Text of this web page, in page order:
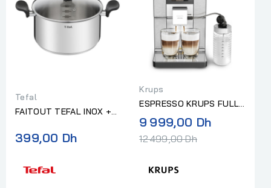
Tefal
FAITOUT TEFAL INOX +
24CM PRIMARY
399,00 Dh
Krups
ESPRESSO KRUPS FULL
AUTO INTUITION
EXPERIENCE+
9 999,00 DhPrix
12 499,00 Dh